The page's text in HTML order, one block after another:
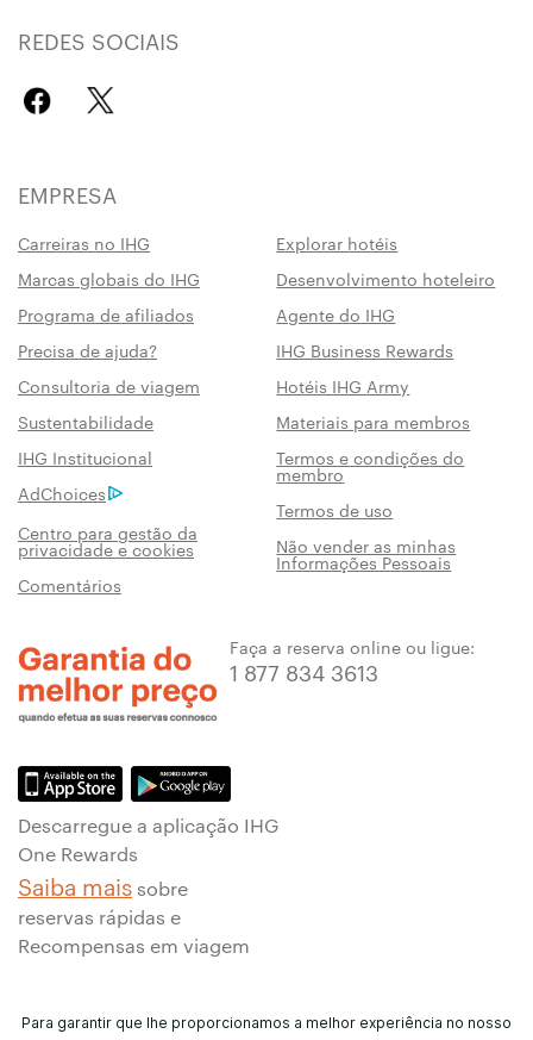
REDES SOCIAIS
EMPRESA
Carreiras no IHG
Explorar hotéis
Marcas globais do IHG
Desenvolvimento hoteleiro
Programa de afiliados
Agente do IHG
Precisa de ajuda?
IHG Business Rewards
Consultoria de viagem
Hotéis IHG Army
Sustentabilidade
Materiais para membros
IHG Institucional
Termos e condições do
membro
AdChoices
Termos de uso
Centro para gestão da
privacidade e cookies Não vender as minhas
Informações Pessoais
Comentários
Faça a reserva online ou ligue:
1 877 834 3613
Descarregue a aplicação IHG
One Rewards
Saiba mais sobre
reservas rápidas e
Recompensas em viagem
Para garantir que lhe proporcionamos a melhor experiência no nosso